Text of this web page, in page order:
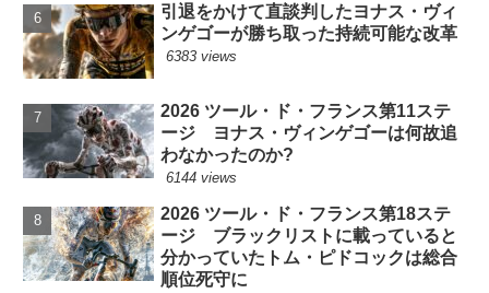
引退をかけて直談判したヨナス・ヴィ
ンゲゴーが勝ち取った持続可能な改革
6383 views
2026 ツール・ド・フランス第11ステ
ージ ヨナス・ヴィンゲゴーは何故追
わなかったのか?
6144 views
2026 ツール・ド・フランス第18ステ
ージ ブラックリストに載っていると
分かっていたトム・ピドコックは総合
順位死守に